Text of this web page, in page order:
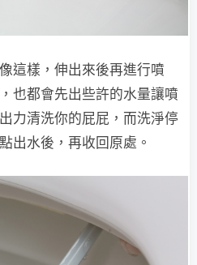
這樣，伸出來後再進行噴
也都會先出些許的水量讓噴
力清洗你的屁屁，而洗淨停
出水後，再收回原處。